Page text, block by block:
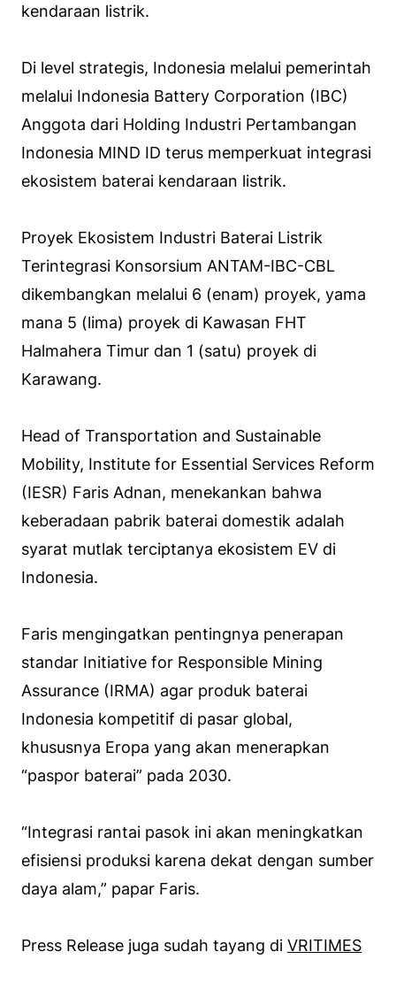
kendaraan listrik.
Di level strategis, Indonesia melalui pemerintah
melalui Indonesia Battery Corporation (IBC)
Anggota dari Holding Industri Pertambangan
Indonesia MIND ID terus memperkuat integrasi
ekosistem baterai kendaraan listrik.
Proyek Ekosistem Industri Baterai Listrik
Terintegrasi Konsorsium ANTAM-IBC-CBL
dikembangkan melalui 6 (enam) proyek, yama
mana 5 (lima) proyek di Kawasan FHT
Halmahera Timur dan 1 (satu) proyek di
Karawang.
Head of Transportation and Sustainable
Mobility, Institute for Essential Services Reform
(IESR) Faris Adnan, menekankan bahwa
keberadaan pabrik baterai domestik adalah
syarat mutlak terciptanya ekosistem EV di
Indonesia.
Faris mengingatkan pentingnya penerapan
standar Initiative for Responsible Mining
Assurance (IRMA) agar produk baterai
Indonesia kompetitif di pasar global,
khususnya Eropa yang akan menerapkan
“paspor baterai” pada 2030.
“Integrasi rantai pasok ini akan meningkatkan
efisiensi produksi karena dekat dengan sumber
daya alam,” papar Faris.
Press Release juga sudah tayang di VRITIMES